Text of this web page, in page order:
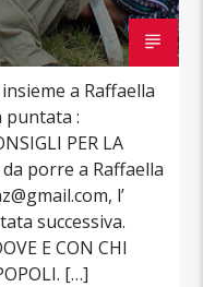
a Raffaella
puntata :
PER LA
da porre a Raffaella
l’
successiva.
E CON CHI
[…]